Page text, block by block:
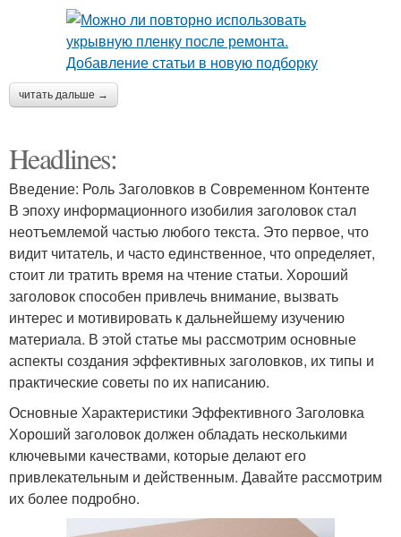
читать дальше →
Headlines:
Введение: Роль Заголовков в Современном Контенте
В эпоху информационного изобилия заголовок стал
неотъемлемой частью любого текста. Это первое, что
видит читатель, и часто единственное, что определяет,
стоит ли тратить время на чтение статьи. Хороший
заголовок способен привлечь внимание, вызвать
интерес и мотивировать к дальнейшему изучению
материала. В этой статье мы рассмотрим основные
аспекты создания эффективных заголовков, их типы и
практические советы по их написанию.
Основные Характеристики Эффективного Заголовка
Хороший заголовок должен обладать несколькими
ключевыми качествами, которые делают его
привлекательным и действенным. Давайте рассмотрим
их более подробно.